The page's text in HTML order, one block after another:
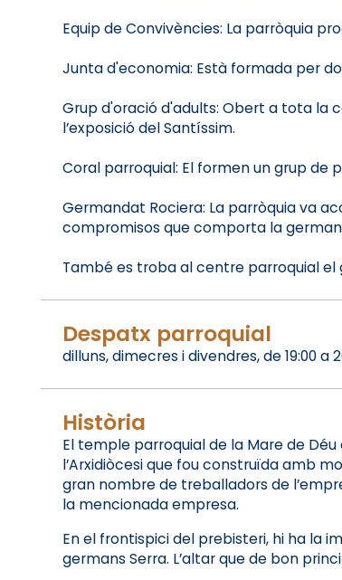
Equip de Convivències: La parròquia
Junta d'economia: Està formada per
Grup d'oració d'adults: Obert a tota la
l’exposició del Santíssim.
Coral parroquial: El formen un grup de
Germandat Rociera: La parròquia va
compromisos que comporta la
També es troba al centre parroquial el
Despatx parroquial
dilluns, dimecres i divendres, de 19:00 a
Història
El temple parroquial de la Mare de
l’Arxidiòcesi que fou construïda amb
gran nombre de treballadors de
la mencionada empresa.
En el frontispici del prebisteri, hi ha la
germans Serra. L’altar que de bon